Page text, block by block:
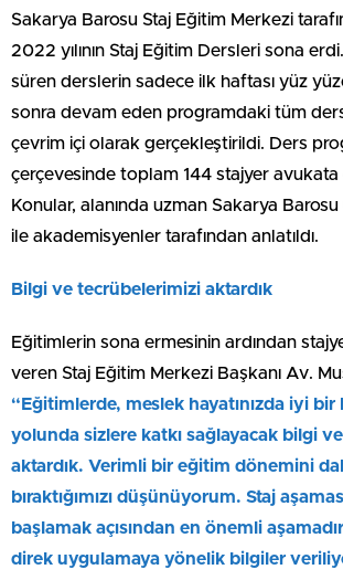
Sakarya Barosu Staj Eğitim Merkezi
2022 yılının Staj Eğitim Dersleri sona
süren derslerin sadece ilk haftası yüz
sonra devam eden programdaki tüm
çevrim içi olarak gerçekleştirildi. Ders
çerçevesinde toplam 144 stajyer
Konular, alanında uzman Sakarya
ile akademisyenler tarafından anlatıldı.
Bilgi ve tecrübelerimizi aktardık
Eğitimlerin sona ermesinin ardından
veren Staj Eğitim Merkezi Başkanı Av.
“Eğitimlerde, meslek hayatınızda iyi
yolunda sizlere katkı sağlayacak bilgi
aktardık. Verimli bir eğitim dönemini
bıraktığımızı düşünüyorum. Staj
başlamak açısından en önemli
direk uygulamaya yönelik bilgiler